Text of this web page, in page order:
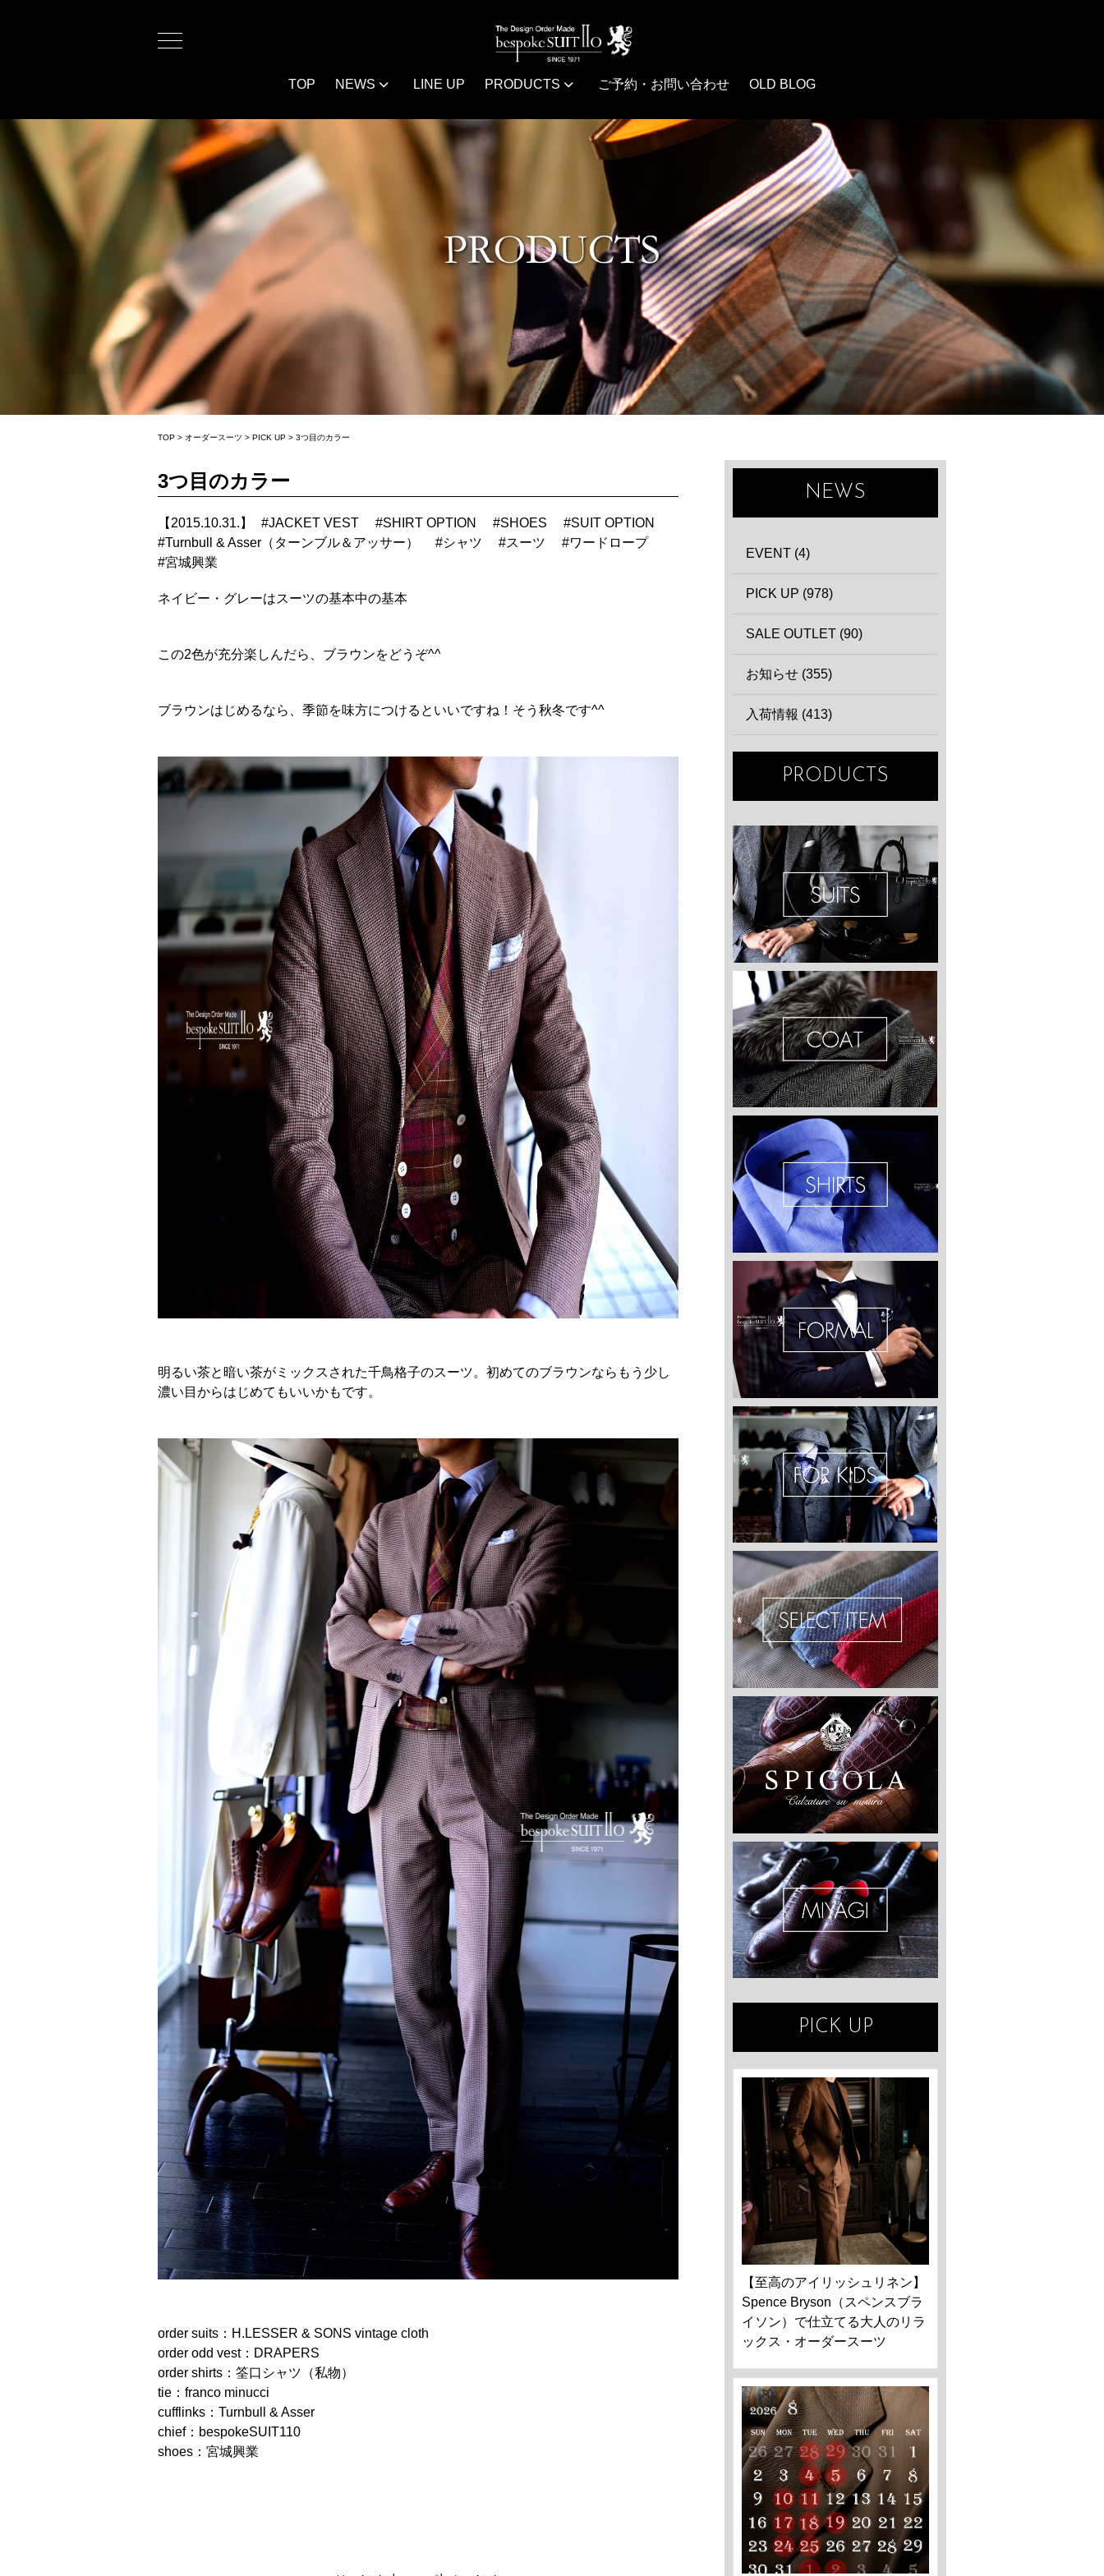
TOP NEWS LINE UP PRODUCTS ご予約・お問い合わせ OLD BLOG
TOP > オーダースーツ > PICK UP > 3つ目のカラー
3つ目のカラー
【2015.10.31.】 #JACKET VEST #SHIRT OPTION #SHOES #SUIT OPTION
#Turnbull & Asser（ターンブル＆アッサー） #シャツ #スーツ #ワードロープ
#宮城興業
ネイビー・グレーはスーツの基本中の基本
この2色が充分楽しんだら、ブラウンをどうぞ^^
ブラウンはじめるなら、季節を味方につけるといいですね！そう秋冬です^^
明るい茶と暗い茶がミックスされた千鳥格子のスーツ。初めてのブラウンならもう少し
濃い目からはじめてもいいかもです。
order suits：H.LESSER & SONS vintage cloth
order odd vest：DRAPERS
order shirts：筌口シャツ（私物）
tie：franco minucci
cufflinks：Turnbull & Asser
chief：bespokeSUIT110
shoes：宮城興業
NEWS
EVENT (4)
PICK UP (978)
SALE OUTLET (90)
お知らせ (355)
入荷情報 (413)
PRODUCTS
PICK UP
【至高のアイリッシュリネン】
Spence Bryson（スペンスブラ
イソン）で仕立てる大人のリラ
ックス・オーダースーツ